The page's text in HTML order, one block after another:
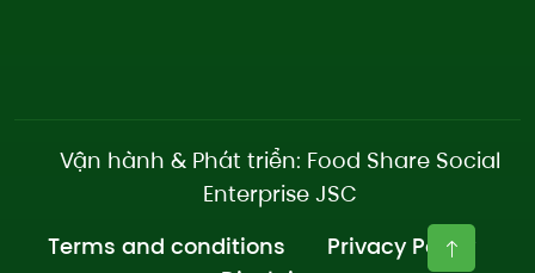
Vận hành & Phát triển: Food Share Social
Enterprise JSC
Terms and conditions
Privacy Policy